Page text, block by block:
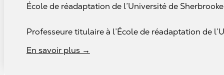
École de réadaptation de l’Université de Sherbrooke
Professeure titulaire à l’École de réadaptation de
En savoir plus →